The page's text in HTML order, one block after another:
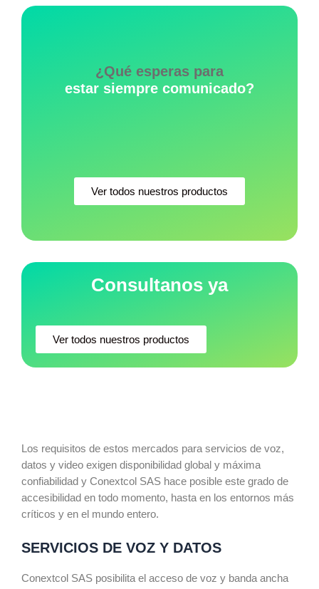
¿Qué esperas para
estar siempre comunicado?
Ver todos nuestros productos
Consultanos ya
Ver todos nuestros productos
Los requisitos de estos mercados para servicios de voz,
datos y video exigen disponibilidad global y máxima
confiabilidad y Conextcol SAS hace posible este grado de
accesibilidad en todo momento, hasta en los entornos más
críticos y en el mundo entero.
SERVICIOS DE VOZ Y DATOS
Conextcol SAS posibilita el acceso de voz y banda ancha